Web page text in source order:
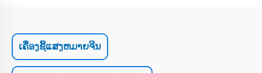
ເຄື່ອງຊີ້ແສງຫມາຍຈີນ